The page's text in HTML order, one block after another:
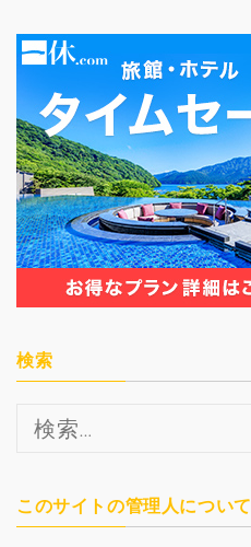
検索
索:
このサイトの管理人について